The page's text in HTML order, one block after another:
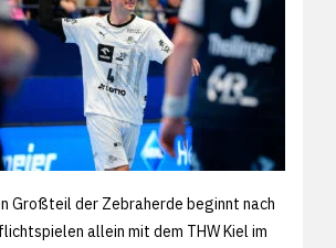
Großteil der Zebraherde beginnt nach
allein mit dem THW Kiel im